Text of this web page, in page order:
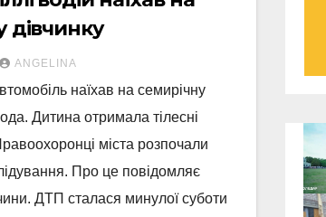
дівчинку
ANGELINA
наїхав на семирічну
Дитина отримала тілесні
міста розпочали
Про це повідомляє
ДТП сталася минулої суботи